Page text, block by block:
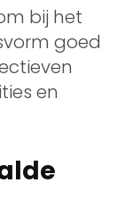
bij het
goed
en